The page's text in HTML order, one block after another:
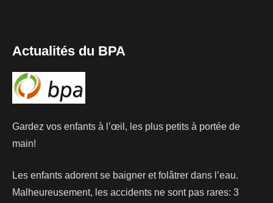
Actualités du BPA
Gardez vos enfants à l’œil, les plus petits à portée de
main!
Les enfants adorent se baigner et folâtrer dans l’eau.
Malheureusement, les accidents ne sont pas rares: 3